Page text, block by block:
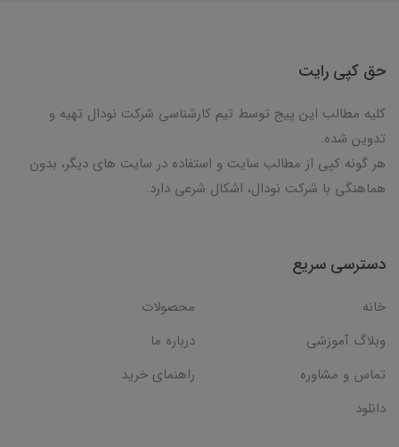
حق کپی رایت
کلیه مطالب این پیج توسط تیم کارشناسی شرکت نودال تهیه و
تدوین شده.
هر گونه کپی از مطالب سایت و استفاده در سایت های دیگر، بدون
هماهنگی با شرکت نودال، اشکال شرعی دارد.
دسترسی سریع
خانه
محصولات
وبلاگ آموزشی
درباره ما
تماس و مشاوره
راهنمای خرید
دانلود